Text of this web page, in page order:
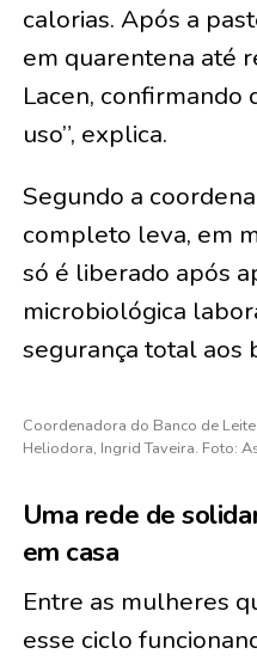
calorias. Após a
em quarentena até
Lacen, confirmando
uso”, explica.
Segundo a
completo leva, em
só é liberado após
microbiológica
segurança total aos
Coordenadora do Banco de
Heliodora, Ingrid Taveira. Foto:
Uma rede de
em casa
Entre as mulheres
esse ciclo